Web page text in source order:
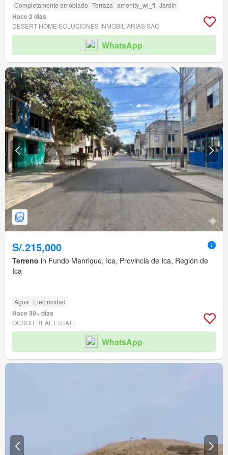
Completamente amoblado Terraza amenity_wi_fi Jardín
Hace 2 días
DESERT HOME SOLUCIONES INMOBILIARIAS SAC
WhatsApp
S/.215,000
Terreno in Fundo Manrique, Ica, Provincia de Ica, Región de
Ica
Agua Electricidad
Hace 30+ días
OCSOR REAL ESTATE
WhatsApp